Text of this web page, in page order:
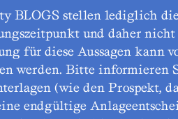
BLOGS stellen lediglich
und daher
für diese Aussagen kann
werden. Bitte informieren
(wie den Prospekt,
endgültige